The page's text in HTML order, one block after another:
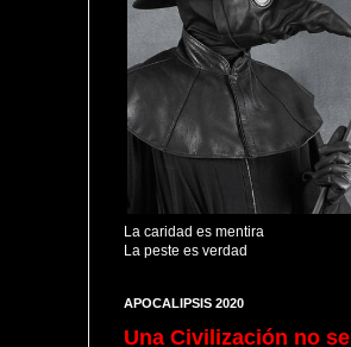
La caridad es mentira
La peste es verdad
APOCALIPSIS 2020
Una Civilización no se